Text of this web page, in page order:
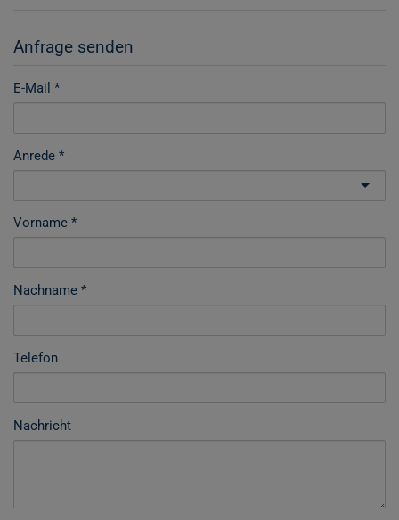
Anfrage senden
E-Mail
Anrede
Vorname
Nachname
Telefon
Nachricht